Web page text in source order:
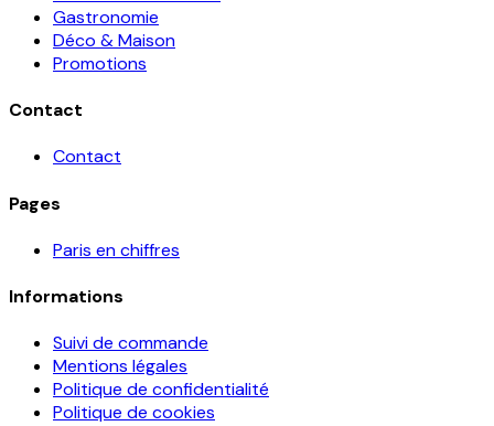
Gastronomie
Déco & Maison
Promotions
Contact
Contact
Pages
Paris en chiffres
Informations
Suivi de commande
Mentions légales
Politique de confidentialité
Politique de cookies